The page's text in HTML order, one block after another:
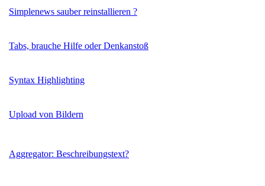
Simplenews sauber reinstallieren ?
Tabs, brauche Hilfe oder Denkanstoß
Syntax Highlighting
Upload von Bildern
Aggregator: Beschreibungstext?